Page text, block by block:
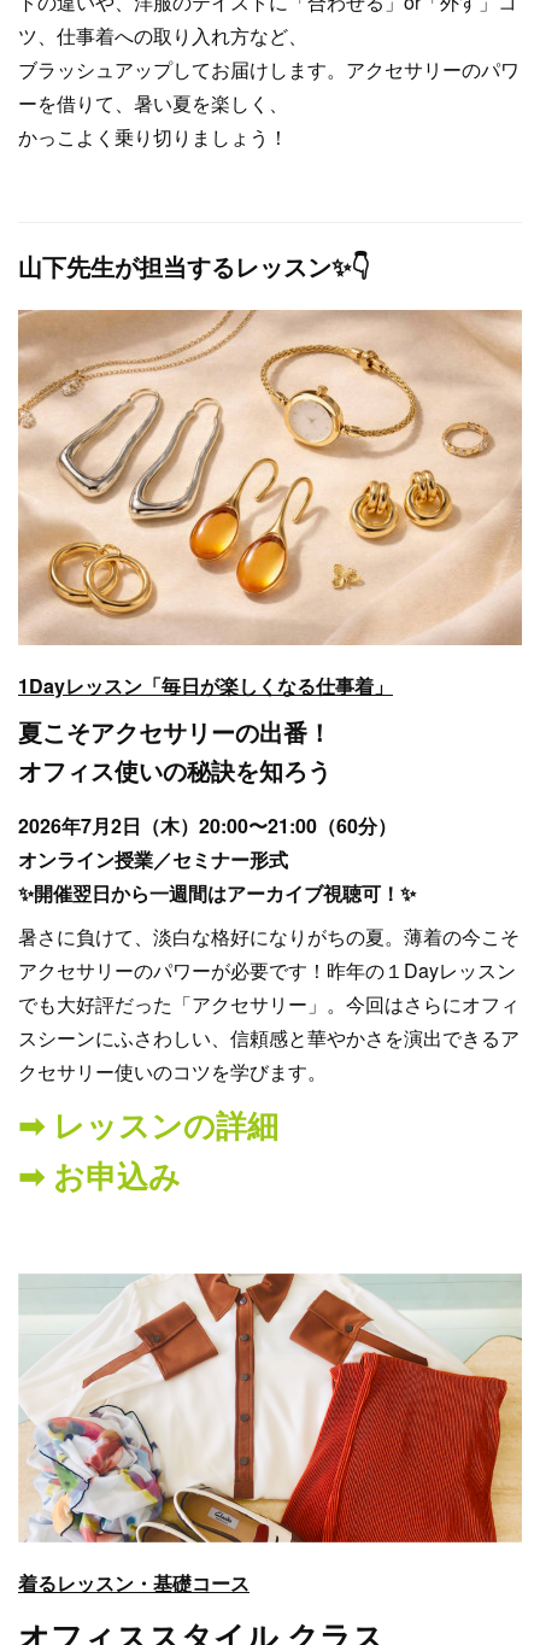
ツ、仕事着への取り入れ方など、
ブラッシュアップしてお届けします。アクセサリーのパワ
ーを借りて、暑い夏を楽しく、
かっこよく乗り切りましょう！
山下先生が担当するレッスン✨👇
1Dayレッスン「毎日が楽しくなる仕事着」
夏こそアクセサリーの出番！
オフィス使いの秘訣を知ろう
2026年7月2日（木）20:00〜21:00（60分）
オンライン授業／セミナー形式
✨開催翌日から一週間はアーカイブ視聴可！✨
暑さに負けて、淡白な格好になりがちの夏。薄着の今こそ
アクセサリーのパワーが必要です！昨年の１Dayレッスン
でも大好評だった「アクセサリー」。今回はさらにオフィ
スシーンにふさわしい、信頼感と華やかさを演出できるア
クセサリー使いのコツを学びます。
➡︎ レッスンの詳細
➡︎ お申込み
着るレッスン・基礎コース
オフィススタイル クラス